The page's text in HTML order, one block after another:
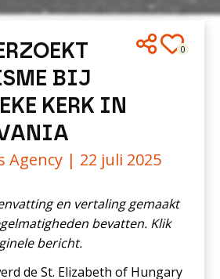
0
BIJ
KERK IN
Agency | 22 juli 2025
en vertaling gemaakt
bevatten. Klik
bericht.
de St. Elizabeth of Hungary